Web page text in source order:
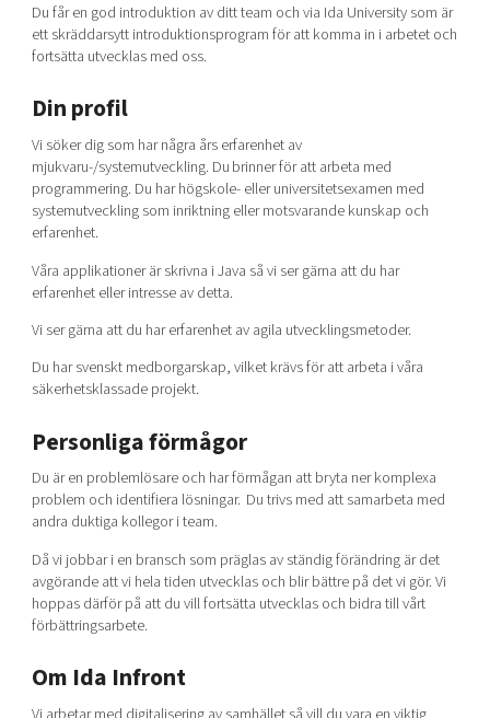
Du får en god introduktion av ditt team och via Ida University som är
ett skräddarsytt introduktionsprogram för att komma in i arbetet och
fortsätta utvecklas med oss.
Din profil
Vi söker dig som har några års erfarenhet av
mjukvaru-/systemutveckling. Du brinner för att arbeta med
programmering. Du har högskole- eller universitetsexamen med
systemutveckling som inriktning eller motsvarande kunskap och
erfarenhet.
Våra applikationer är skrivna i Java så vi ser gärna att du har
erfarenhet eller intresse av detta.
Vi ser gärna att du har erfarenhet av agila utvecklingsmetoder.
Du har svenskt medborgarskap, vilket krävs för att arbeta i våra
säkerhetsklassade projekt.
Personliga förmågor
Du är en problemlösare och har förmågan att bryta ner komplexa
problem och identifiera lösningar. Du trivs med att samarbeta med
andra duktiga kollegor i team.
Då vi jobbar i en bransch som präglas av ständig förändring är det
avgörande att vi hela tiden utvecklas och blir bättre på det vi gör. Vi
hoppas därför på att du vill fortsätta utvecklas och bidra till vårt
förbättringsarbete.
Om Ida Infront